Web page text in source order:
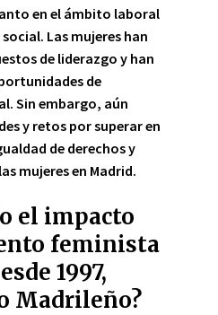
en el ámbito laboral
Las mujeres han
de liderazgo y han
de
Sin embargo, aún
y retos por superar en
de derechos y
mujeres en Madrid.
el impacto
feminista
1997,
Madrileño?